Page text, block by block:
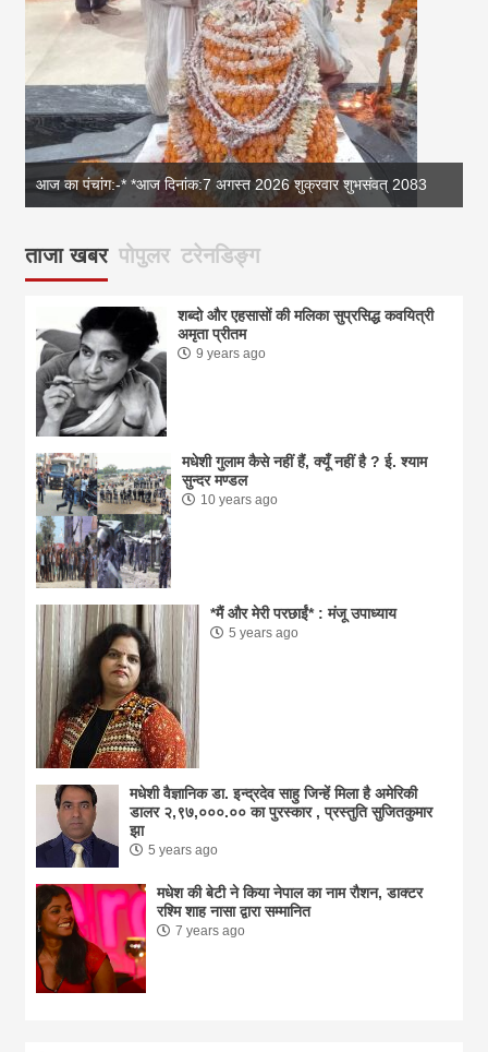
आज का पंचांग:-* *आज दिनांक:7 अगस्त 2026 शुक्रवार शुभसंवत् 2083
ताजा खबर पोपुलर टरेनडिङ्ग
शब्दो और एहसासों की मलिका सुप्रसिद्ध कवयित्री
अमृता प्रीतम
9 years ago
मधेशी गुलाम कैसे नहीं हैं, क्यूँ नहीं है ? ई. श्याम
सुन्दर मण्डल
10 years ago
*मैं और मेरी परछाईं* : मंजू उपाध्याय
5 years ago
मधेशी वैज्ञानिक डा. इन्द्रदेव साहु जिन्हें मिला है अमेरिकी
डालर २,९७,०००.०० का पुरस्कार , प्रस्तुति सुजितकुमार
झा
5 years ago
मधेश की बेटी ने किया नेपाल का नाम राैशन, डाक्टर
रश्मि शाह नासा द्वारा सम्मानित
7 years ago